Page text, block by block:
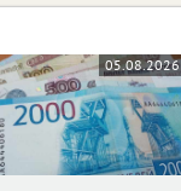
05.08.2026